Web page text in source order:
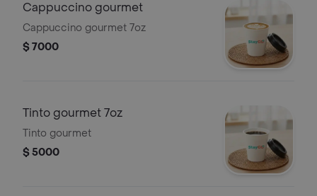
Cappuccino gourmet
Cappuccino gourmet 7oz
$ 7000
Tinto gourmet 7oz
Tinto gourmet
$ 5000